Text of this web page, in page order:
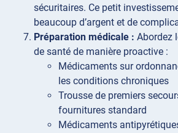
sécuritaires. Ce petit
beaucoup d’argent et de
Préparation médicale : Abordez
de santé de manière proactive :
Médicaments sur
les conditions chroniques
Trousse de premiers
fournitures standard
Médicaments